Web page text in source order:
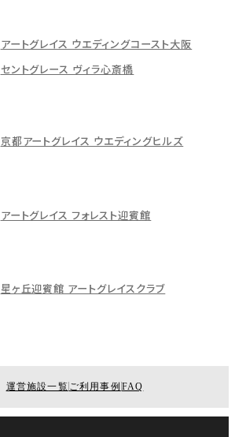
アートグレイス ウエディングコースト大阪
セントグレース ヴィラ心斎橋
京都アートグレイス ウエディングヒルズ
アートグレイス フォレスト迎賓館
星ヶ丘迎賓館 アートグレイスクラブ
運営施設一覧 ご利用事例 FAQ